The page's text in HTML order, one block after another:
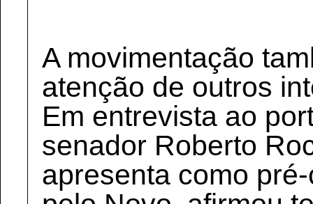
A movimentação
atenção de outros
Em entrevista ao
senador Roberto
apresenta como